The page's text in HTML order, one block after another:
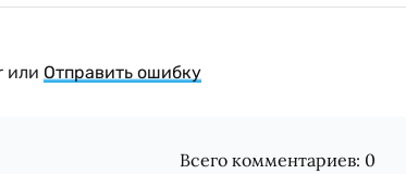
или Отправить ошибку
Всего комментариев: 0